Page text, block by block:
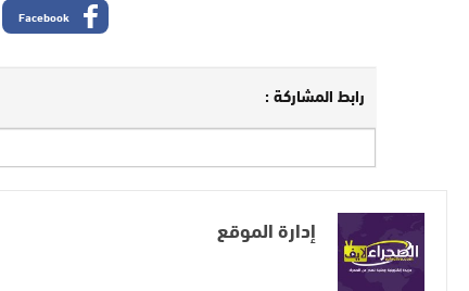
Facebook
رابط المشاركة :
إدارة الموقع